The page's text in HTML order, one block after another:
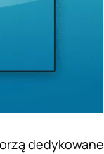
dedykowane